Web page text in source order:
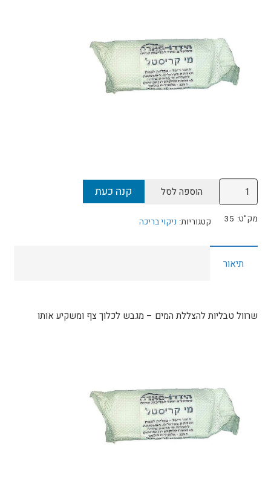
כמות
של
שרוול
להצללת
המים
לכלוך
הוספה לסל קנה כעת
מק"ט: 35 קטגוריות: ניקוי בריכה
תיאור
שרוול טבליות להצללת המים – מגבש לכלוך צף ומשקיע אותו